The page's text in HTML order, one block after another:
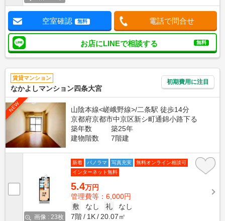
空室確認 無料 電話で問合せ
お店にLINEで相談する 無料
賃貸マンション
なかよしマンション四条大宮
初期費用に注目
NEW
山陰本線<嵯峨野線>/二条駅 徒歩14分
京都府京都市中京区新シ町通錦小路下る
築年数
築25年
建物階数
7階建
画像 : 23枚
新着 パノラマ 写真充実
無料オンライン相談可
インターネット無料
5.4万円
管理費等：6,000円
敷
なし 礼
なし
7階
1K 20.07㎡